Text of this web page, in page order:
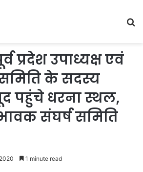
प्रदेश उपाध्यक्ष एवं
के सदस्य
पहुंचे धरना स्थल,
संघर्ष समिति
1 minute read